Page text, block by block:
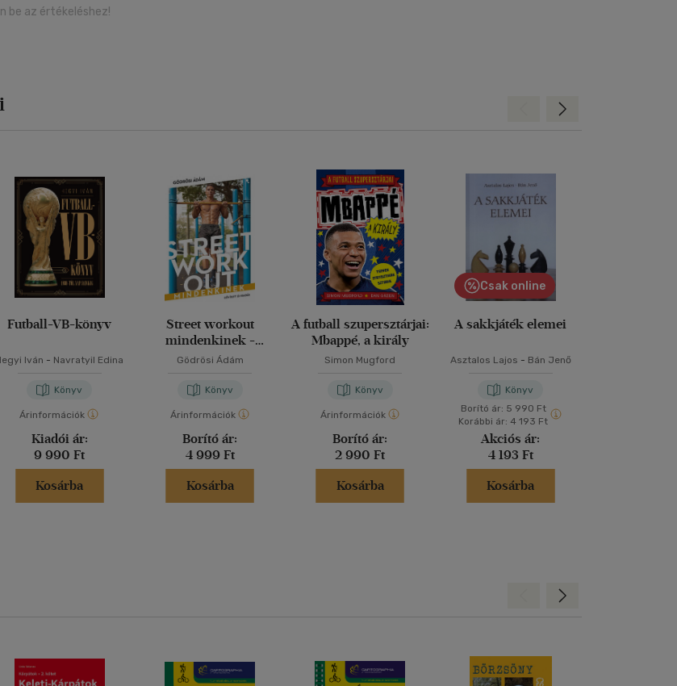
be az értékeléshez!
Futball-VB-könyv
Iván - Navratyil Edina
Könyv
Árinformációk
Kiadói ár:
9 990 Ft
Kosárba
Street workout
mindenkinek -
átdolgozott, bővített
Gödrösi Ádám
Könyv
Árinformációk
Borító ár:
4 999 Ft
Kosárba
A futball szupersztárjai:
Mbappé, a király
Simon Mugford
Könyv
Árinformációk
Borító ár:
2 990 Ft
Kosárba
Csak online
A sakkjáték elemei
Asztalos Lajos - Bán Jenő
Könyv
Borító ár: 5 990 Ft
Korábbi ár: 4 193 Ft
Akciós ár:
4 193 Ft
Kosárba
Előre
Előre